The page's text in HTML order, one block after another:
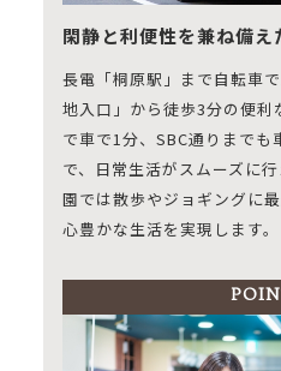
閑静と利便性を兼ね備え
長電「桐原駅」まで自転車
地入口」から徒歩3分の便利
で車で1分、SBC通りまでも
で、日常生活がスムーズに
園では散歩やジョギングに
心豊かな生活を実現します。